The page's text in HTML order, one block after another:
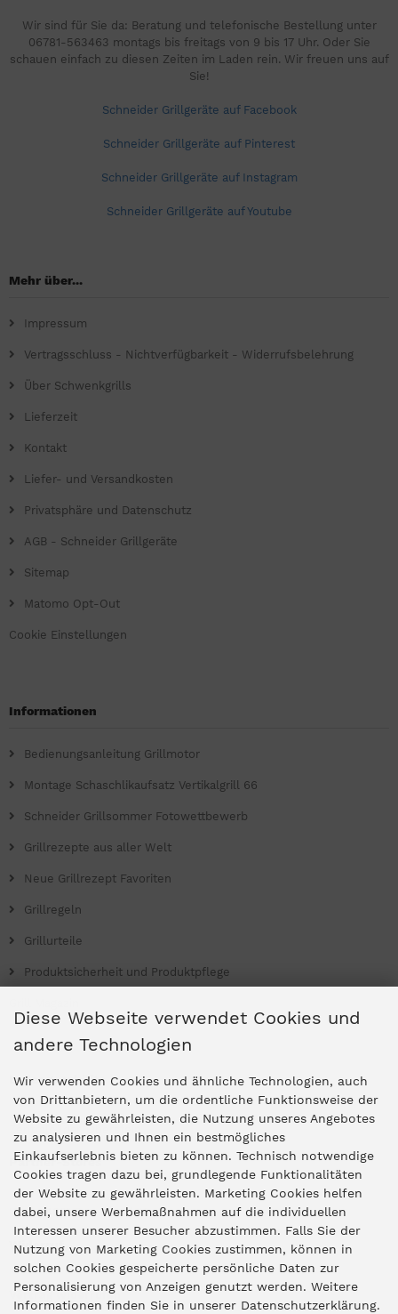
Wir sind für Sie da: Beratung und telefonische Bestellung unter
06781-563463 montags bis freitags von 9 bis 17 Uhr. Oder Sie
schauen einfach zu diesen Zeiten im Laden rein. Wir freuen uns auf
Sie!
Schneider Grillgeräte auf Facebook
Schneider Grillgeräte auf Pinterest
Schneider Grillgeräte auf Instagram
Schneider Grillgeräte auf Youtube
Mehr über...
Impressum
Vertragsschluss - Nichtverfügbarkeit - Widerrufsbelehrung
Über Schwenkgrills
Lieferzeit
Kontakt
Liefer- und Versandkosten
Privatsphäre und Datenschutz
AGB - Schneider Grillgeräte
Sitemap
Matomo Opt-Out
Cookie Einstellungen
Informationen
Bedienungsanleitung Grillmotor
Montage Schaschlikaufsatz Vertikalgrill 66
Schneider Grillsommer Fotowettbewerb
Grillrezepte aus aller Welt
Neue Grillrezept Favoriten
Grillregeln
Grillurteile
Produktsicherheit und Produktpflege
Ladengeschäfte
Zentrale Idar-Oberstein
Partner-Stores
"Deko 409" Bernkastel-Kues
Widerruf
Vertrag widerrufen
Diese Webseite verwendet Cookies und
andere Technologien
Wir verwenden Cookies und ähnliche Technologien, auch
von Drittanbietern, um die ordentliche Funktionsweise der
Website zu gewährleisten, die Nutzung unseres Angebotes
zu analysieren und Ihnen ein bestmögliches
Einkaufserlebnis bieten zu können. Technisch notwendige
Cookies tragen dazu bei, grundlegende Funktionalitäten
der Website zu gewährleisten. Marketing Cookies helfen
dabei, unsere Werbemaßnahmen auf die individuellen
Interessen unserer Besucher abzustimmen. Falls Sie der
Nutzung von Marketing Cookies zustimmen, können in
solchen Cookies gespeicherte persönliche Daten zur
Personalisierung von Anzeigen genutzt werden. Weitere
Informationen finden Sie in unserer Datenschutzerklärung.